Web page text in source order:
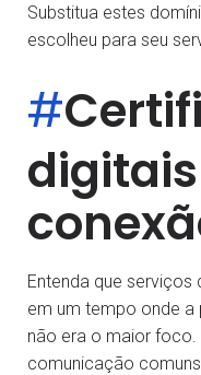
Substitua estes
escolheu para seu
#
Entenda que
em um tempo onde
não era o maior
comunicação